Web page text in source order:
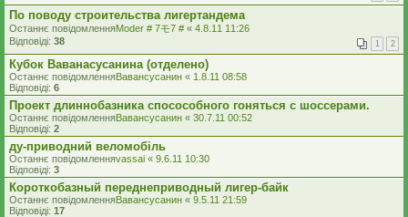
По поводу строительства лигертандема
Останнє повідомленняModer # 7モ7 # « 4.8.11 11:26
Відповіді: 38 1 2
Кубок Ваванасусанина (отделено)
Останнє повідомленняВавансусанин « 1.8.11 08:58
Відповіді: 6
Проект длиннобазника спосособного гоняться с шоссерами.
Останнє повідомленняВавансусанин « 30.7.11 00:52
Відповіді: 2
ду-приводний веломобіль
Останнє повідомленняvassai « 9.6.11 10:30
Відповіді: 3
Короткобазный переднеприводный лигер-байк
Останнє повідомленняВавансусанин « 9.5.11 21:59
Відповіді: 17